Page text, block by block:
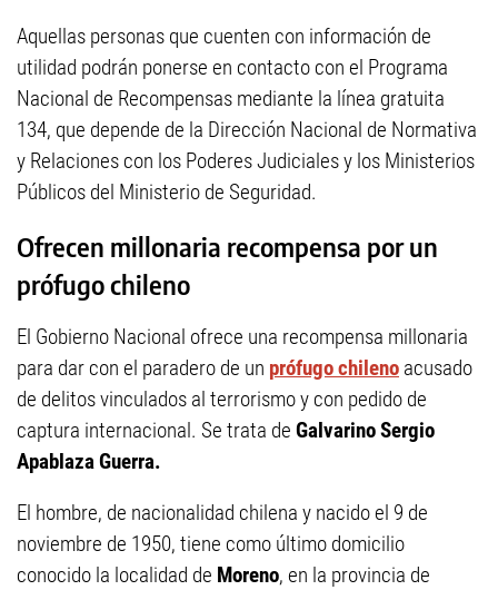
Aquellas personas que cuenten con información de
utilidad podrán ponerse en contacto con el Programa
Nacional de Recompensas mediante la línea gratuita
134, que depende de la Dirección Nacional de Normativa
y Relaciones con los Poderes Judiciales y los Ministerios
Públicos del Ministerio de Seguridad.
Ofrecen millonaria recompensa por un
prófugo chileno
El Gobierno Nacional ofrece una recompensa millonaria
para dar con el paradero de un prófugo chileno acusado
de delitos vinculados al terrorismo y con pedido de
captura internacional. Se trata de Galvarino Sergio
Apablaza Guerra.
El hombre, de nacionalidad chilena y nacido el 9 de
noviembre de 1950, tiene como último domicilio
conocido la localidad de Moreno, en la provincia de